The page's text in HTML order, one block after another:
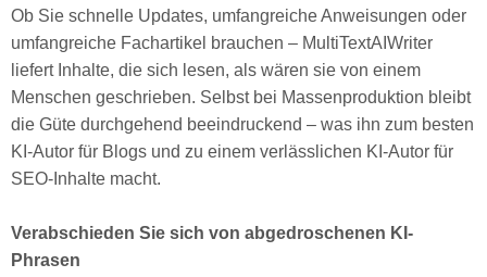
Ob Sie schnelle Updates, umfangreiche Anweisungen oder
umfangreiche Fachartikel brauchen – MultiTextAIWriter
liefert Inhalte, die sich lesen, als wären sie von einem
Menschen geschrieben. Selbst bei Massenproduktion bleibt
die Güte durchgehend beeindruckend – was ihn zum besten
KI-Autor für Blogs und zu einem verlässlichen KI-Autor für
SEO-Inhalte macht.
Verabschieden Sie sich von abgedroschenen KI-
Phrasen